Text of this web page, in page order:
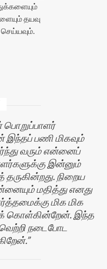
தயவு
செய்யவும்.
பணி மிகவும்
வரும் என்னைப்
இன்னும்
நிறைய
மதித்து எனது
மிக மிக
கொள்கின்றேன். இந்த
நடைபோட